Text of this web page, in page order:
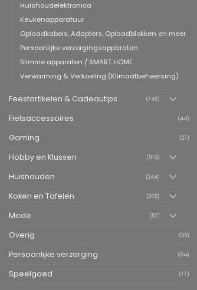
Huishoudelektronica
Keukenapparatuur
Oplaadkabels, Adapters, Oplaadblokken en meer
Persoonlijke verzorgingsapparaten
Slimme apparaten / SMART HOME
Verwarming & Verkoeling (Klimaatbeheersing)
Feestartikelen & Cadeautips (745)
Fietsaccessoires (44)
Gaming (27)
Hobby en Klussen (919)
Huishouden (244)
Koken en Tafelen (265)
Mode (57)
Overig (55)
Persoonlijke verzorging (64)
Speelgoed (77)